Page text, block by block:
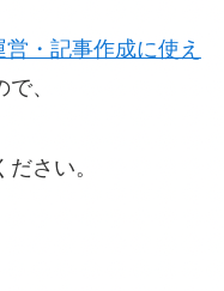
営・記事作成に使え
、
さい。